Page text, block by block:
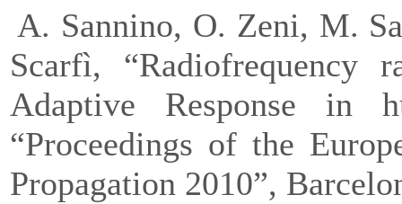
A. Sannino, O. Zeni, M.
Scarfì, “Radiofrequency
Adaptive Response in
“Proceedings of the
Propagation 2010”,